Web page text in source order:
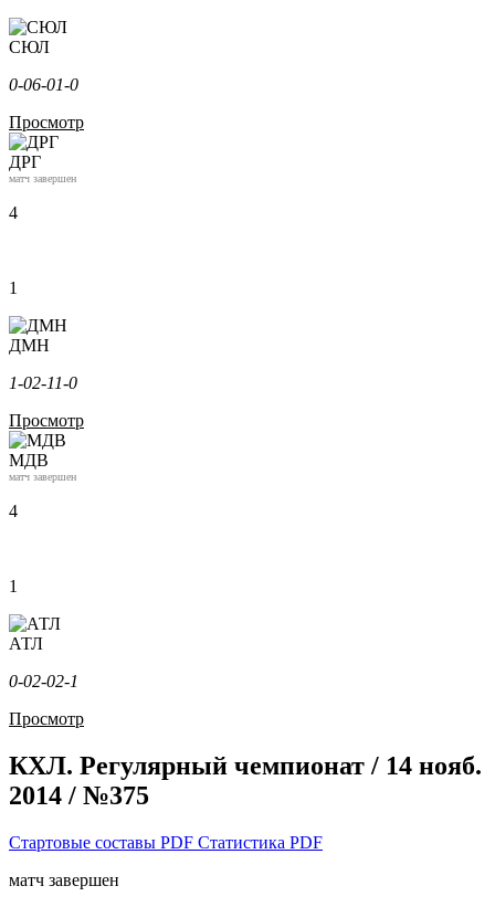
СЮЛ
0-06-01-0
Просмотр
ДРГ
матч завершен
4
1
ДМН
1-02-11-0
Просмотр
МДВ
матч завершен
4
1
АТЛ
0-02-02-1
Просмотр
КХЛ. Регулярный чемпионат / 14 нояб.
2014 / №375
Стартовые составы PDF Статистика PDF
матч завершен